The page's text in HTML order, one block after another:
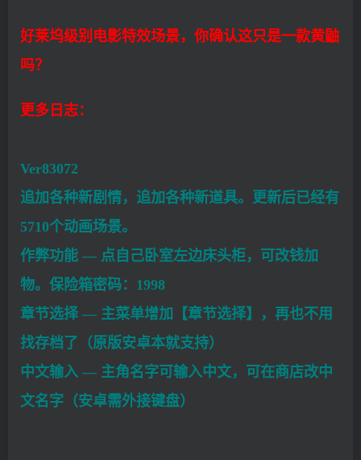
好莱坞级别电影特效场景，你确认这只是一款黄鼬
吗？
更多日志：
Ver83072
追加各种新剧情，追加各种新道具。更新后已经有
5710个动画场景。
作弊功能 — 点自己卧室左边床头柜，可改钱加
物。保险箱密码：1998
章节选择 — 主菜单增加【章节选择】，再也不用
找存档了（原版安卓本就支持）
中文输入 — 主角名字可输入中文，可在商店改中
文名字（安卓需外接键盘）